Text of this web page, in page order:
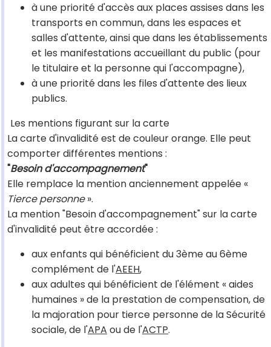
à une priorité d'accès aux places assises dans les
transports en commun, dans les espaces et
salles d'attente, ainsi que dans les établissements
et les manifestations accueillant du public (pour
le titulaire et la personne qui l'accompagne),
à une priorité dans les files d'attente des lieux
publics.
Les mentions figurant sur la carte
La carte d'invalidité est de couleur orange. Elle peut
comporter différentes mentions :
"Besoin d'accompagnement"
Elle remplace la mention anciennement appelée «
Tierce personne».
La mention "Besoin d'accompagnement" sur la carte
d'invalidité peut être accordée :
aux enfants qui bénéficient du 3ème au 6ème
complément de l'AEEH,
aux adultes qui bénéficient de l'élément « aides
humaines » de la prestation de compensation, de
la majoration pour tierce personne de la Sécurité
sociale, de l'APA ou de l'ACTP.